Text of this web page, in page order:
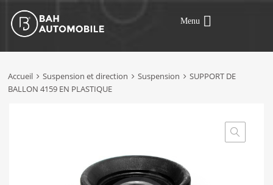
Menu
Accueil Suspension et direction Suspension
SUPPORT DE
BALLON 4159 EN PLASTIQUE